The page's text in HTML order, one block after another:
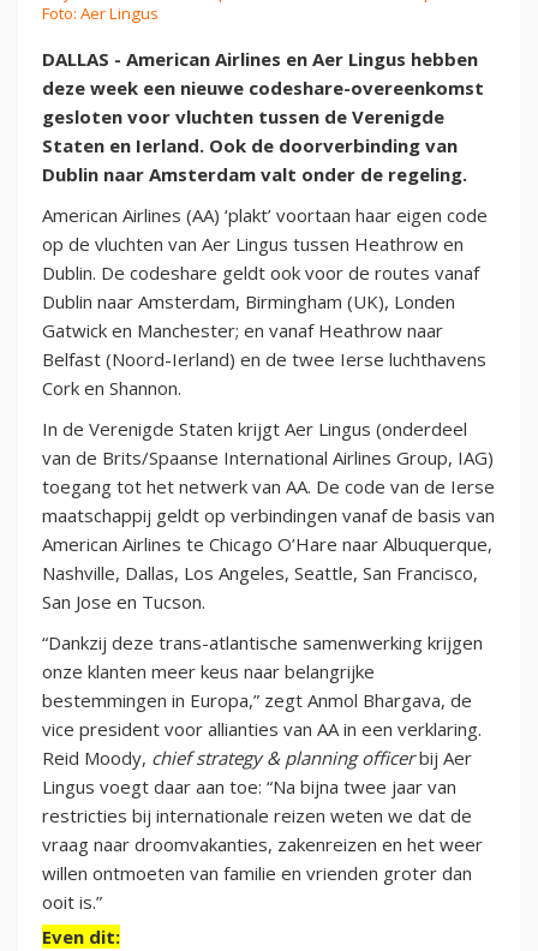
Foto: Aer Lingus
DALLAS - American Airlines en Aer Lingus hebben
deze week een nieuwe codeshare-overeenkomst
gesloten voor vluchten tussen de Verenigde
Staten en Ierland. Ook de doorverbinding van
Dublin naar Amsterdam valt onder de regeling.
American Airlines (AA) ‘plakt’ voortaan haar eigen code
op de vluchten van Aer Lingus tussen Heathrow en
Dublin. De codeshare geldt ook voor de routes vanaf
Dublin naar Amsterdam, Birmingham (UK), Londen
Gatwick en Manchester; en vanaf Heathrow naar
Belfast (Noord-Ierland) en de twee Ierse luchthavens
Cork en Shannon.
In de Verenigde Staten krijgt Aer Lingus (onderdeel
van de Brits/Spaanse International Airlines Group, IAG)
toegang tot het netwerk van AA. De code van de Ierse
maatschappij geldt op verbindingen vanaf de basis van
American Airlines te Chicago O’Hare naar Albuquerque,
Nashville, Dallas, Los Angeles, Seattle, San Francisco,
San Jose en Tucson.
“Dankzij deze trans-atlantische samenwerking krijgen
onze klanten meer keus naar belangrijke
bestemmingen in Europa,” zegt Anmol Bhargava, de
vice president voor allianties van AA in een verklaring.
Reid Moody, chief strategy & planning officerbij Aer
Lingus voegt daar aan toe: “Na bijna twee jaar van
restricties bij internationale reizen weten we dat de
vraag naar droomvakanties, zakenreizen en het weer
willen ontmoeten van familie en vrienden groter dan
ooit is.”
Even dit: